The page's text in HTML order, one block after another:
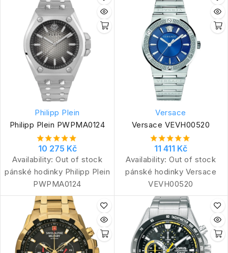
Philipp Plein
Philipp Plein PWPMA0124
10 275 Kč
Availability: Out of stock
pánské hodinky Philipp Plein
PWPMA0124
Versace
Versace VEVH00520
11 411 Kč
Availability: Out of stock
pánské hodinky Versace
VEVH00520